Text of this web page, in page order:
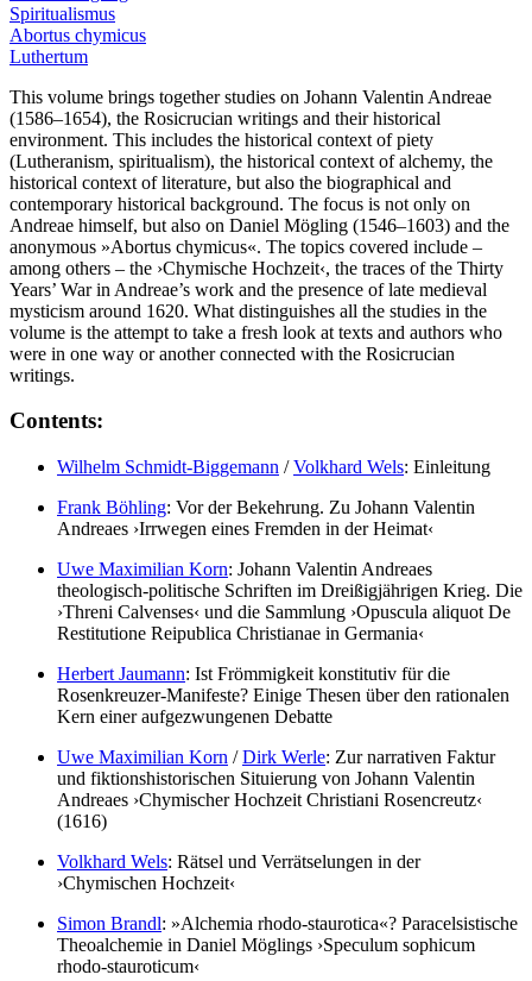
Spiritualismus
Abortus chymicus
Luthertum
This volume brings together studies on Johann Valentin Andreae
(1586–1654), the Rosicrucian writings and their historical
environment. This includes the historical context of piety
(Lutheranism, spiritualism), the historical context of alchemy, the
historical context of literature, but also the biographical and
contemporary historical background. The focus is not only on
Andreae himself, but also on Daniel Mögling (1546–1603) and the
anonymous »Abortus chymicus«. The topics covered include –
among others – the ›Chymische Hochzeit‹, the traces of the Thirty
Years’ War in Andreae’s work and the presence of late medieval
mysticism around 1620. What distinguishes all the studies in the
volume is the attempt to take a fresh look at texts and authors who
were in one way or another connected with the Rosicrucian
writings.
Contents:
Wilhelm Schmidt-Biggemann /Volkhard Wels: Einleitung
Frank Böhling: Vor der Bekehrung. Zu Johann Valentin
Andreaes ›Irrwegen eines Fremden in der Heimat‹
Uwe Maximilian Korn: Johann Valentin Andreaes
theologisch-politische Schriften im Dreißigjährigen Krieg. Die
›Threni Calvenses‹ und die Sammlung ›Opuscula aliquot De
Restitutione Reipublica Christianae in Germania‹
Herbert Jaumann: Ist Frömmigkeit konstitutiv für die
Rosenkreuzer-Manifeste? Einige Thesen über den rationalen
Kern einer aufgezwungenen Debatte
Uwe Maximilian Korn /Dirk Werle: Zur narrativen Faktur
und fiktionshistorischen Situierung von Johann Valentin
Andreaes ›Chymischer Hochzeit Christiani Rosencreutz‹
(1616)
Volkhard Wels: Rätsel und Verrätselungen in der
›Chymischen Hochzeit‹
Simon Brandl: »Alchemia rhodo-staurotica«? Paracelsistische
Theoalchemie in Daniel Möglings ›Speculum sophicum
rhodo-stauroticum‹